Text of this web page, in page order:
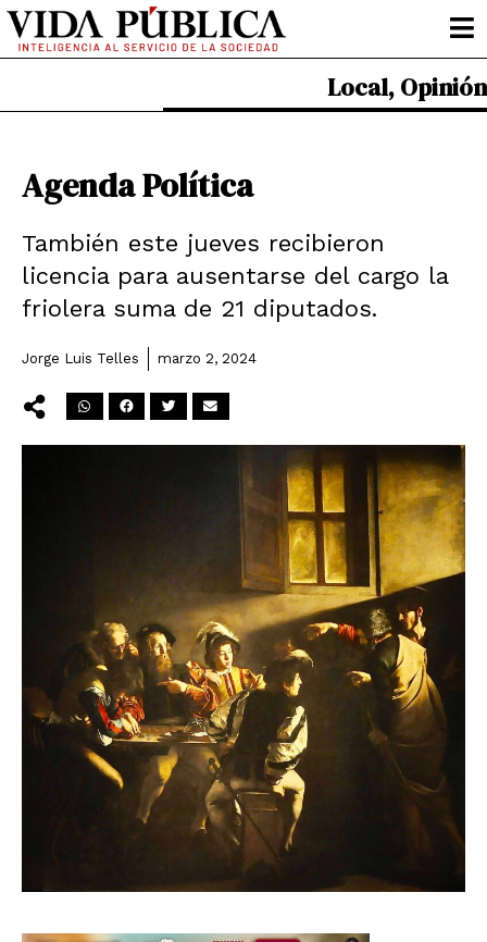
Ir
contenido
Local, Opinión
Agenda Política
También este jueves recibieron
licencia para ausentarse del cargo la
friolera suma de 21 diputados.
Jorge Luis Telles marzo 2, 2024